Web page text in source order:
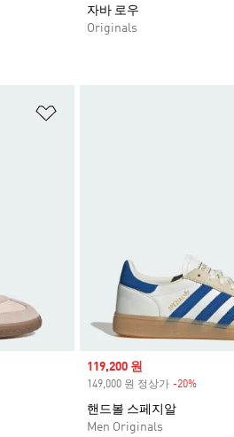
자바 로우
Originals
Sale price
119,200 원
149,000 원 정상가 -20%
핸드볼 스페지알
Men Originals